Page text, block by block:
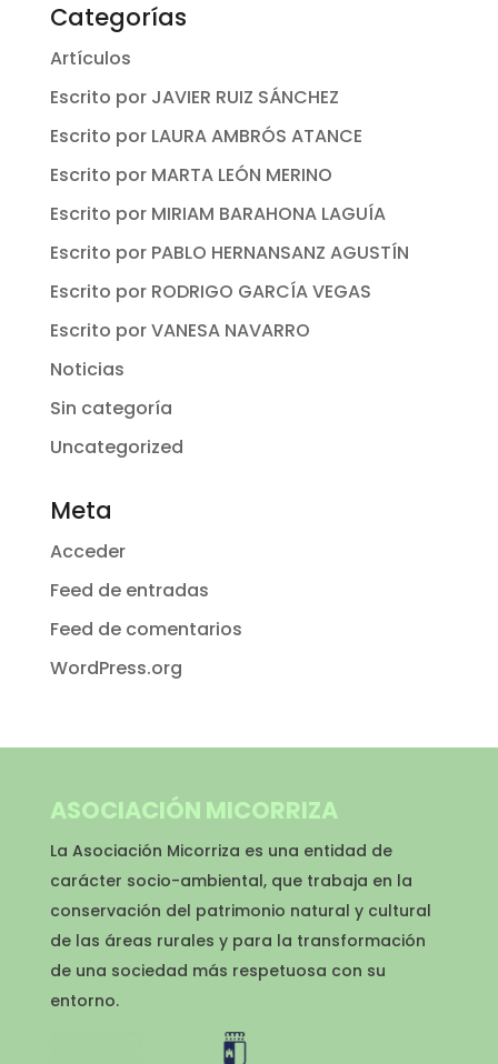
Categorías
Artículos
Escrito por JAVIER RUIZ SÁNCHEZ
Escrito por LAURA AMBRÓS ATANCE
Escrito por MARTA LEÓN MERINO
Escrito por MIRIAM BARAHONA LAGUÍA
Escrito por PABLO HERNANSANZ AGUSTÍN
Escrito por RODRIGO GARCÍA VEGAS
Escrito por VANESA NAVARRO
Noticias
Sin categoría
Uncategorized
Meta
Acceder
Feed de entradas
Feed de comentarios
WordPress.org
ASOCIACIÓN MICORRIZA
La Asociación Micorriza es una entidad de
carácter socio-ambiental, que trabaja en la
conservación del patrimonio natural y cultural
de las áreas rurales y para la transformación
de una sociedad más respetuosa con su
entorno.